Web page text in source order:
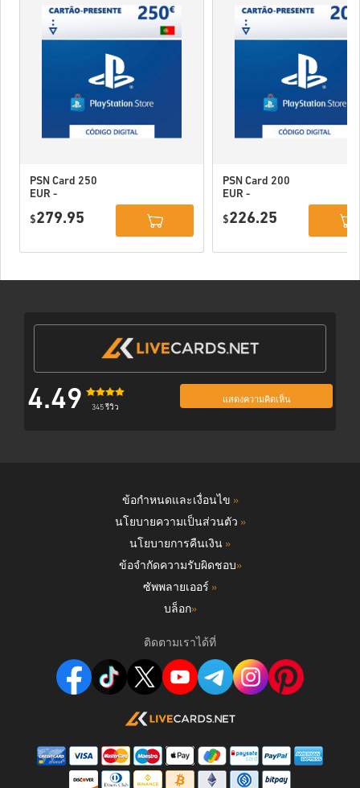
PSN Card 250
EUR -
Network
$279.95
PSN Card 200
EUR -
Network
$226.25
4.49 345 รีวิว
แสดงความคิดเห็น
ข้อกำหนดและเงื่อนไข »
นโยบายความเป็นส่วนตัว »
นโยบายการคืนเงิน »
ข้อจำกัดความรับผิดชอบ»
ซัพพลายเออร์ »
บล็อก»
ติดตามเราได้ที่